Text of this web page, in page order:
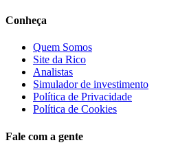
Conheça
Quem Somos
Site da Rico
Analistas
Simulador de investimento
Política de Privacidade
Política de Cookies
Fale com a gente